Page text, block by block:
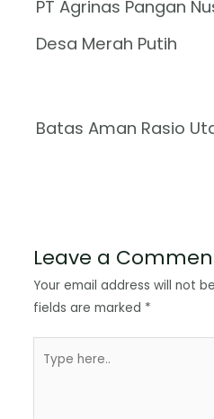
PT Agrinas Pangan
Desa Merah Putih
Batas Aman Rasio
Leave a
Your email address will not
fields are marked *